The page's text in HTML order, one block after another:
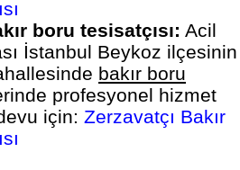
boru tesisatçısı: Acil
İstanbul Beykoz ilçesinin
bakır boru
profesyonel hizmet
için: Zerzavatçı Bakır